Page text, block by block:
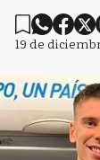
19 de